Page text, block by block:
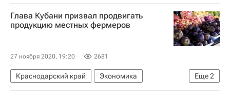
Кузбасс (Кемерово)
Глава Кубани призвал продвигать
продукцию местных фермеров
27 ноября 2020, 19:20 2681
Еще2
Краснодарский край
Экономика
Краснодарский край
Вениамин Кондратьев